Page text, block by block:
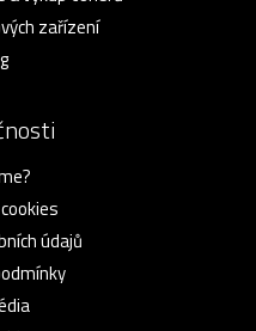
zařízení
údajů